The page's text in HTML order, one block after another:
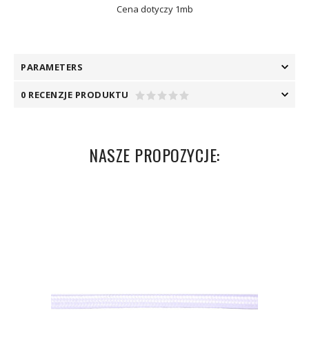
Cena dotyczy 1mb
PARAMETERS
0 RECENZJE PRODUKTU
NASZE PROPOZYCJE: